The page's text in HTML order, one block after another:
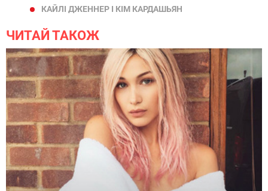
КАЙЛІ ДЖЕННЕР І КІМ КАРДАШЬЯН
ЧИТАЙ ТАКОЖ